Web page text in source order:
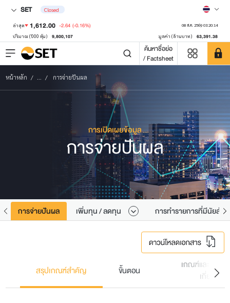
SET Closed
ล่าสุด 1,612.00 -2.64 (-0.16%) 08 ส.ค. 2569 03:20:14
ปริมาณ ('000 หุ้น) 9,800,107 มูลค่า (ล้านบาท) 63,391.38
ค้นหาชื่อย่อ
/ Factsheet
หน้าหลัก ... การจ่ายปันผล
การเปิดเผยข้อมูล
การจ่ายปันผล
การจ่ายปันผล เพิ่มทุน / ลดทุน การทำรายการที่มีนัยสำ
สรุปเกณฑ์สำคัญ ขั้นตอน
เกณฑ์และแบบ
เกี่ยวข้อง